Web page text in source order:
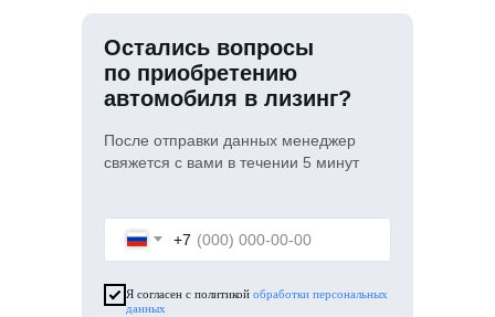
+7
Я согласен с политикой обработки персональных
данных
Остались вопросы
по приобретению
автомобиля в лизинг?
После отправки данных менеджер
свяжется с вами в течении 5 минут